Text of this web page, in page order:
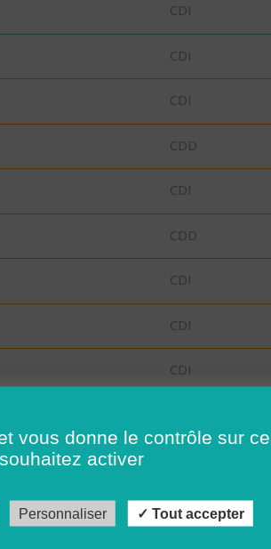
CDI
CDI
CDI
CDD
CDI
CDD
CDI
CDI
CDI
CDI
vous donne le contrôle sur
souhaitez activer
Personnaliser Tout accepter